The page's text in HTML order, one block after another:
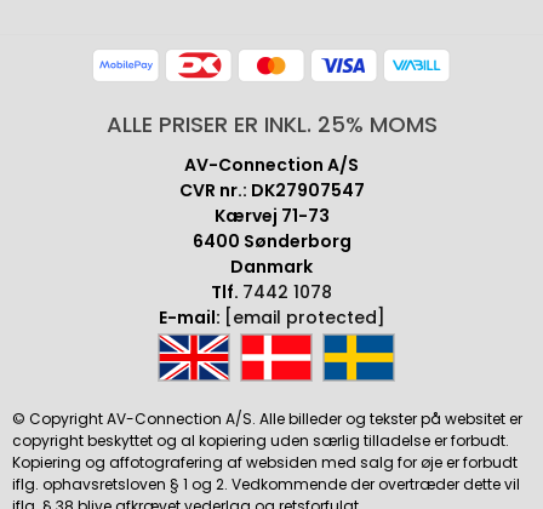
ALLE PRISER ER INKL. 25% MOMS
AV-Connection A/S
CVR nr.: DK27907547
Kærvej 71-73
6400 Sønderborg
Danmark
Tlf. 7442 1078
E-mail: [email protected]
© Copyright AV-Connection A/S. Alle billeder og tekster på websitet er
copyright beskyttet og al kopiering uden særlig tilladelse er forbudt.
Kopiering og affotografering af websiden med salg for øje er forbudt
iflg. ophavsretsloven § 1 og 2. Vedkommende der overtræder dette vil